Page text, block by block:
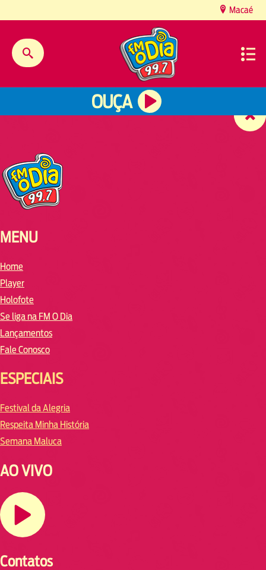
Macaé
OUÇA
MENU
Home
Player
Holofote
Se liga na FM O Dia
Lançamentos
Fale Conosco
ESPECIAIS
Festival da Alegria
Respeita Minha História
Semana Maluca
AO VIVO
Contatos